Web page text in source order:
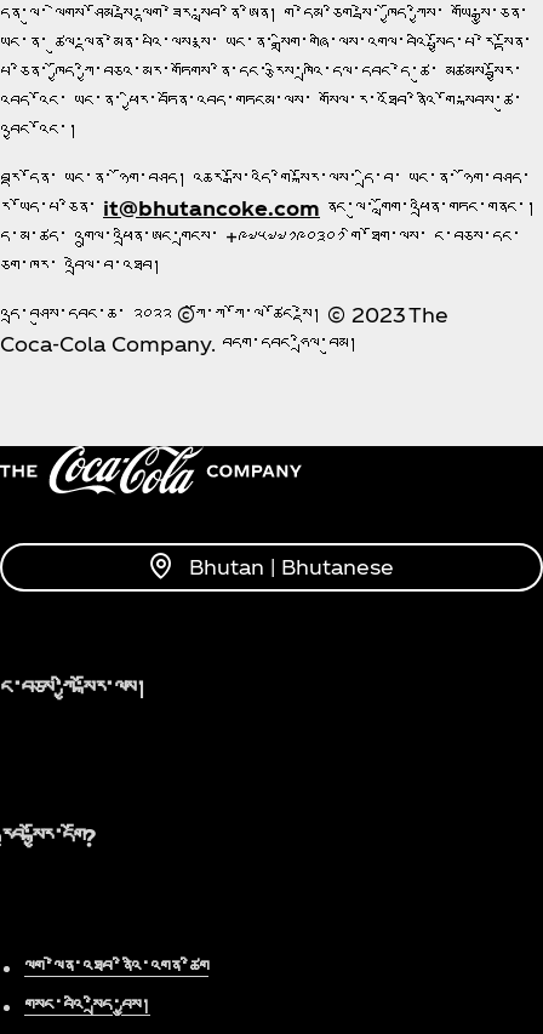
དོན་ལུ་ ལེགས་ཤོམ་སྦེ་ལྷག་ཟེར་སླབ་ནི་ཨིན། ག་དེམ་ཅིག་སྦེ་ ཁྱོད་ཀྱིས་ གཡོ་སྒྱུ་ཅན་
ཡང་ན་ ཚུལ་ལྡན་མེན་པའི་ལས་སྣ་ ཡང་ན་ སྒྲིག་གཞི་ལས་འགལ་བའི་སྤྱོད་པ་རེ་སྟོན་
པ་ཅིན་ ཁྱོད་ཀྱི་བཅའ་མར་གཏོགས་ནི་དང་ རྩིས་ཁྲའི་དལ་དབང་དེ་ཚུ་ མཚམས་སྦྱོར་
འབད་འོང་ ཡང་ན་ ཕྱིར་བཏོན་འབད་གཏངམ་ལས་ གསོལ་ར་འཐོབ་ནིའི་གོ་སྐབས་ཚུ་
འབྱང་འོང་།
བརྡ་དོན་ ཡང་ན་ ཉོག་བཤད། འཆར་སྒོ་འདི་གི་སྐོར་ལས་ དྲི་བ་ ཡང་ན་ ཉོག་བཤད་
རེ་ཡོད་པ་ཅིན་ it@bhutancoke.com ནང་ལུ་ གློག་འཕྲིན་གཏང་གནང་།
དེ་མ་ཚད་ འགྲུལ་འཕྲིན་ཨང་གྲངས་ +༩༧༥༧༧༡༩༠༣༠༡ གི་ཐོག་ལས་ ང་བཅས་དང་
ཅིག་ཁར་ འབྲེལ་བ་འཐབ།
འདྲ་བཤུས་དབང་ཆ་ ༢༠༢༢ ©ཀོ་ཀ་ཀོ་ལ་ཚོང་སྡེ། © 2023 The
Coca‑Cola Company. བདག་དབང་ཧྲིལ་བུམ།
Bhutan | Bhutanese
ང་བཅས་ཀྱི་སྐོར་ལས།
རྒྱབ་སྐྱོར་དགོ?
ལག་ལེན་འཐབ་ནིའི་འགན་ཚིག
གསང་བའི་སྲིད་བྱུས།